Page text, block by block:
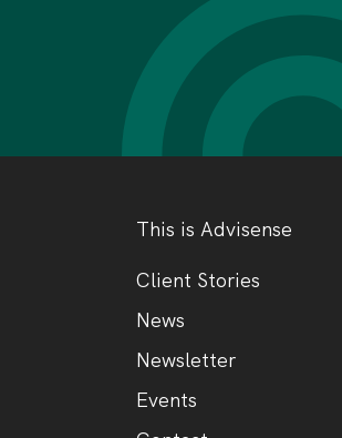
This is Advisense
Client Stories
News
Newsletter
Events